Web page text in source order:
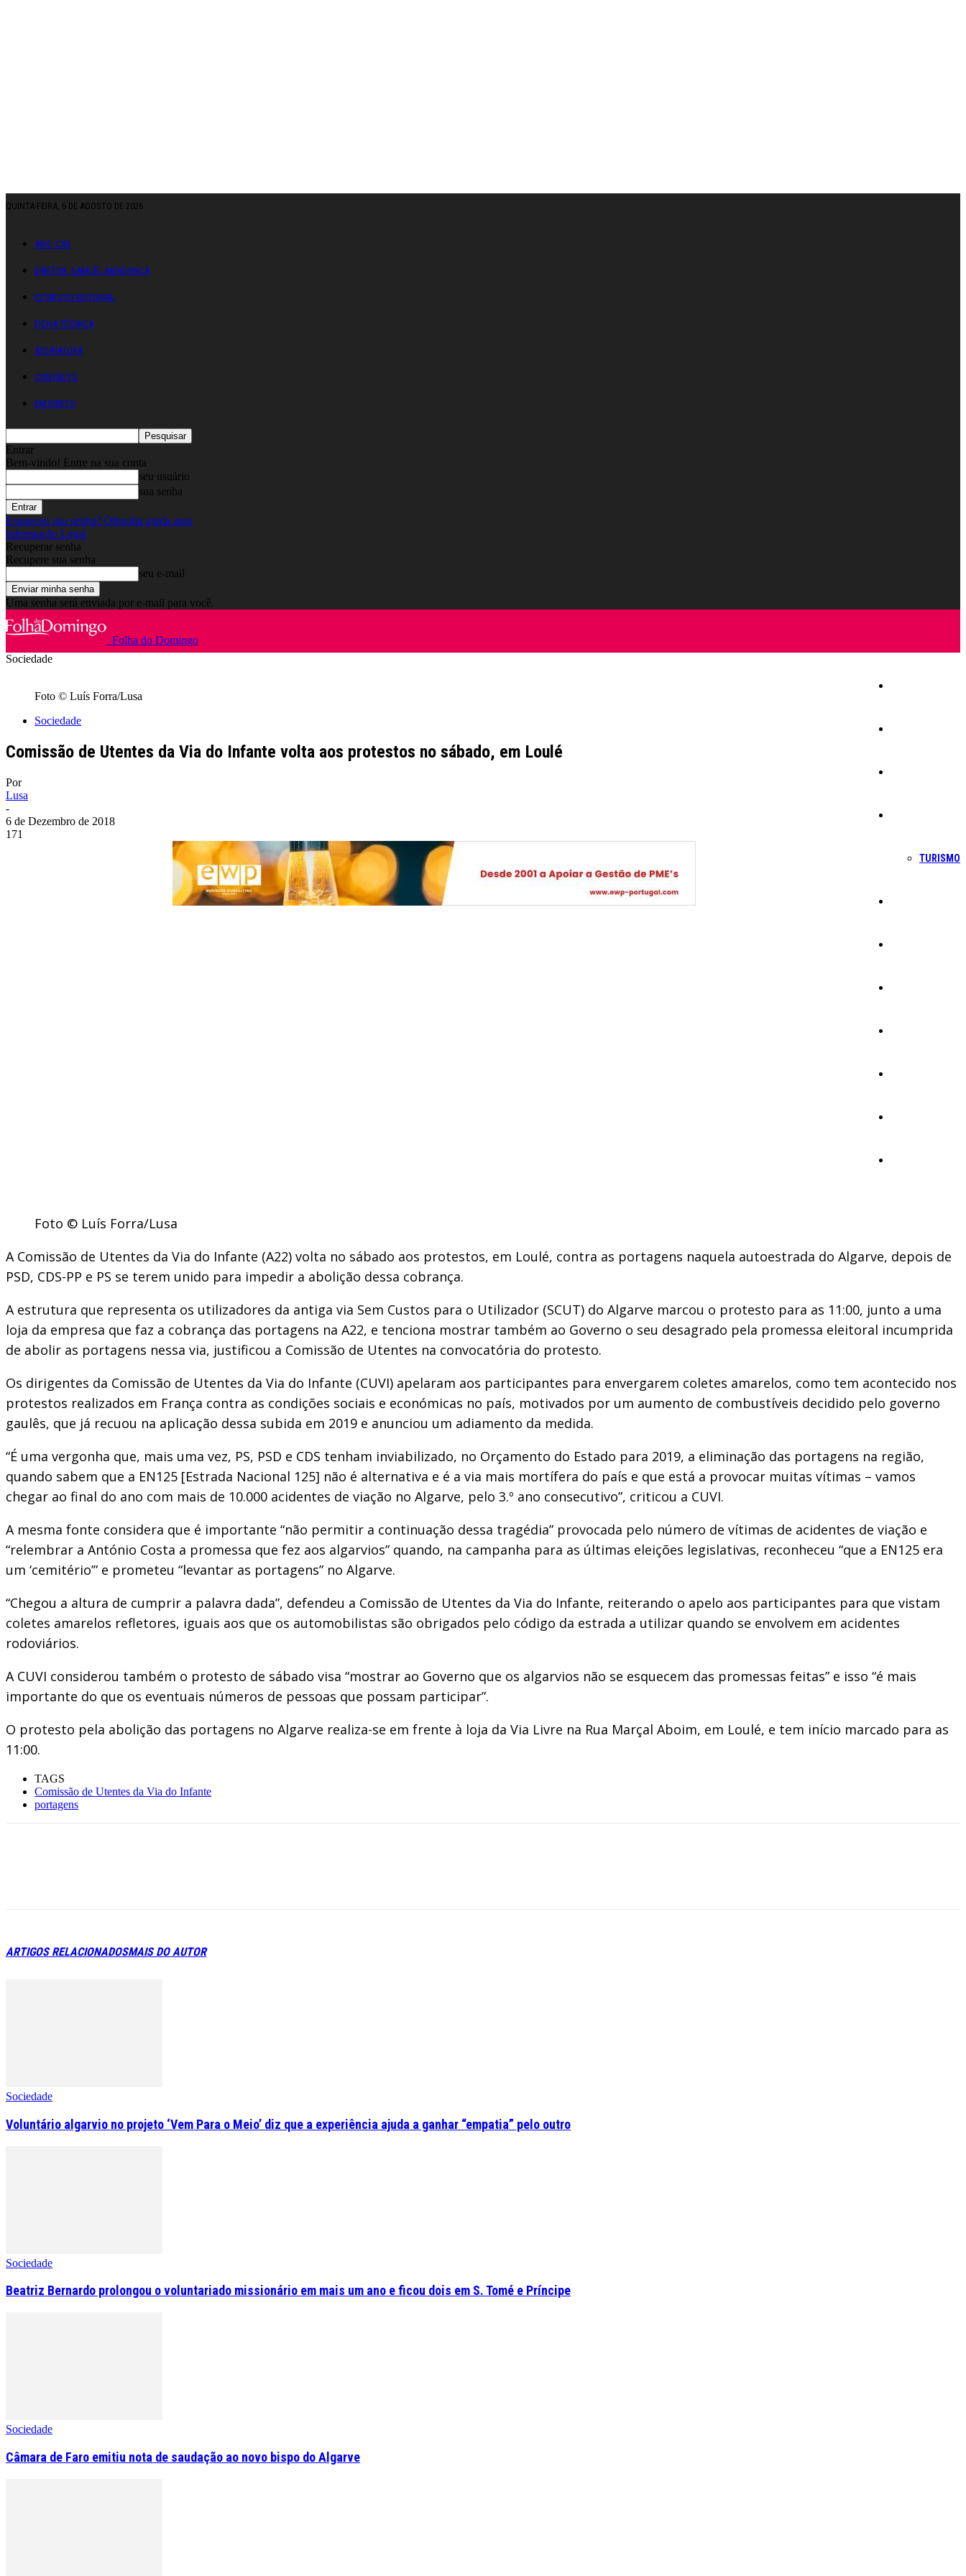
QUINTA-FEIRA, 6 DE AGOSTO DE 2026
ANO: CXII
DIRETOR: SAMUEL MENDONÇA
ESTATUTO EDITORIAL
FICHA TÉCNICA
ASSINATURA
CONTACTO
EM DIRETO
Entrar
Bem-vindo! Entre na sua conta
seu usuário
sua senha
Esqueceu sua senha? Obtenha ajuda aqui
Informação Legal
Recuperar senha
Recupere sua senha
seu e-mail
Uma senha será enviada por e-mail para você.
Folha do Domingo
TURISMO
Sociedade
Foto © Luís Forra/Lusa
Sociedade
Comissão de Utentes da Via do Infante volta aos protestos no sábado, em Loulé
Por
Lusa
-
6 de Dezembro de 2018
171
Foto © Luís Forra/Lusa
A Comissão de Utentes da Via do Infante (A22) volta no sábado aos protestos, em Loulé, contra as portagens naquela autoestrada do Algarve, depois de
PSD, CDS-PP e PS se terem unido para impedir a abolição dessa cobrança.
A estrutura que representa os utilizadores da antiga via Sem Custos para o Utilizador (SCUT) do Algarve marcou o protesto para as 11:00, junto a uma
loja da empresa que faz a cobrança das portagens na A22, e tenciona mostrar também ao Governo o seu desagrado pela promessa eleitoral incumprida
de abolir as portagens nessa via, justificou a Comissão de Utentes na convocatória do protesto.
Os dirigentes da Comissão de Utentes da Via do Infante (CUVI) apelaram aos participantes para envergarem coletes amarelos, como tem acontecido nos
protestos realizados em França contra as condições sociais e económicas no país, motivados por um aumento de combustíveis decidido pelo governo
gaulês, que já recuou na aplicação dessa subida em 2019 e anunciou um adiamento da medida.
“É uma vergonha que, mais uma vez, PS, PSD e CDS tenham inviabilizado, no Orçamento do Estado para 2019, a eliminação das portagens na região,
quando sabem que a EN125 [Estrada Nacional 125] não é alternativa e é a via mais mortífera do país e que está a provocar muitas vítimas – vamos
chegar ao final do ano com mais de 10.000 acidentes de viação no Algarve, pelo 3.º ano consecutivo”, criticou a CUVI.
A mesma fonte considera que é importante “não permitir a continuação dessa tragédia” provocada pelo número de vítimas de acidentes de viação e
“relembrar a António Costa a promessa que fez aos algarvios” quando, na campanha para as últimas eleições legislativas, reconheceu “que a EN125 era
um ‘cemitério’” e prometeu “levantar as portagens” no Algarve.
“Chegou a altura de cumprir a palavra dada”, defendeu a Comissão de Utentes da Via do Infante, reiterando o apelo aos participantes para que vistam
coletes amarelos refletores, iguais aos que os automobilistas são obrigados pelo código da estrada a utilizar quando se envolvem em acidentes
rodoviários.
A CUVI considerou também o protesto de sábado visa “mostrar ao Governo que os algarvios não se esquecem das promessas feitas” e isso “é mais
importante do que os eventuais números de pessoas que possam participar”.
O protesto pela abolição das portagens no Algarve realiza-se em frente à loja da Via Livre na Rua Marçal Aboim, em Loulé, e tem início marcado para as
11:00.
TAGS
Comissão de Utentes da Via do Infante
portagens
ARTIGOS RELACIONADOSMAIS DO AUTOR
Sociedade
Voluntário algarvio no projeto ‘Vem Para o Meio’ diz que a experiência ajuda a ganhar “empatia” pelo outro
Sociedade
Beatriz Bernardo prolongou o voluntariado missionário em mais um ano e ficou dois em S. Tomé e Príncipe
Sociedade
Câmara de Faro emitiu nota de saudação ao novo bispo do Algarve